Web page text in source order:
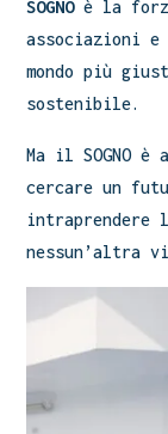
SOGNOè la
associazioni
mondo più
sostenibile.
Ma il SOGNO
cercare un
intraprendere
nessun’altra